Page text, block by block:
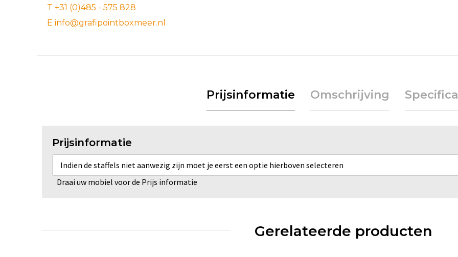
T +31 (0)485 - 575 828
E info@grafipointboxmeer.nl
Prijsinformatie Omschrijving
Prijsinformatie
Indien de staffels niet aanwezig zijn moet je eerst een optie hierboven selecteren
Draai uw mobiel voor de Prijs informatie
Gerelateerde producten